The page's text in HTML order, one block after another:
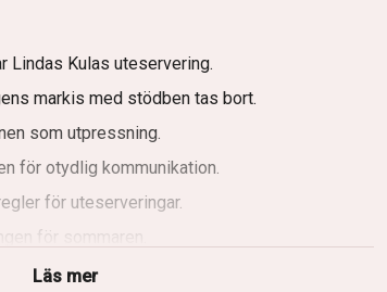
Lindas Kulas uteservering.
markis med stödben tas bort.
som utpressning.
för otydlig kommunikation.
för uteserveringar.
för sommaren.
Läs mer